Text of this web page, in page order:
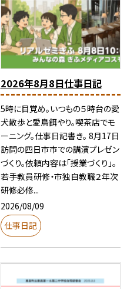
2026年8月8日仕事日記
5時に目覚め。いつもの５時台の愛
犬散歩と愛鳥餌やり。喫茶店でモ
ーニング。仕事日記書き。 8月17日
訪問の四日市市での講演プレゼン
づくり。依頼内容は「授業づくり」。
若手教員研修・市独自教職２年次
研修必修...
2026/08/09
仕事日記